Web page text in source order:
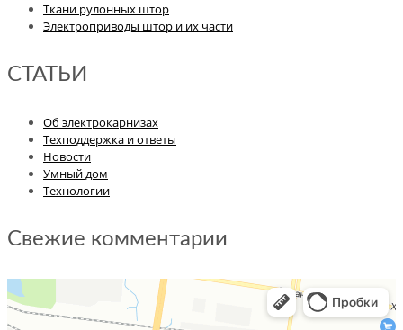
Ткани рулонных штор
Электроприводы штор и их части
СТАТЬИ
Об электрокарнизах
Техподдержка и ответы
Новости
Умный дом
Технологии
Свежие комментарии